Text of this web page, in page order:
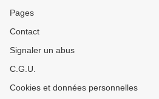
Pages
Contact
Signaler un abus
C.G.U.
Cookies et données personnelles